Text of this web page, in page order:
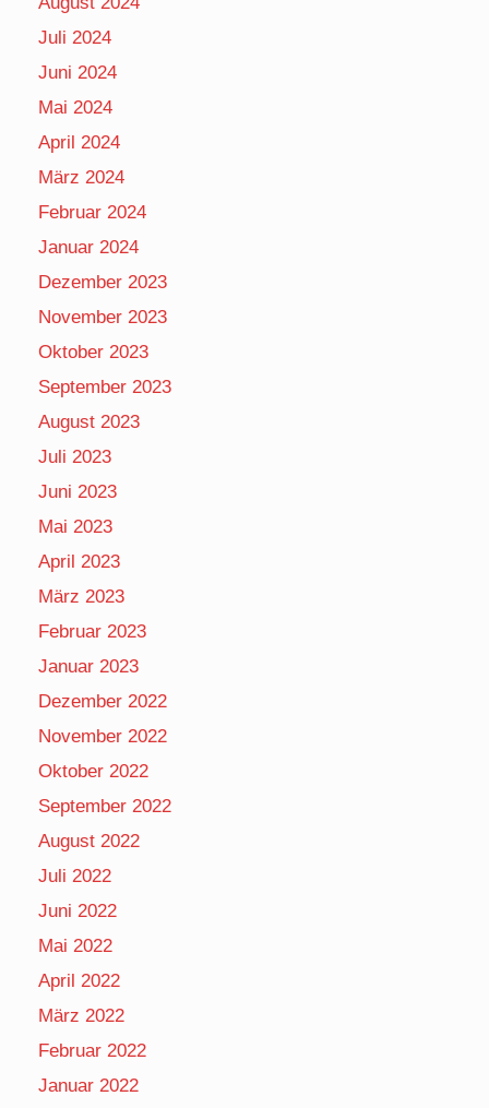
Juli 2024
Juni 2024
Mai 2024
April 2024
März 2024
Februar 2024
Januar 2024
Dezember 2023
November 2023
Oktober 2023
September 2023
August 2023
Juli 2023
Juni 2023
Mai 2023
April 2023
März 2023
Februar 2023
Januar 2023
Dezember 2022
November 2022
Oktober 2022
September 2022
August 2022
Juli 2022
Juni 2022
Mai 2022
April 2022
März 2022
Februar 2022
Januar 2022